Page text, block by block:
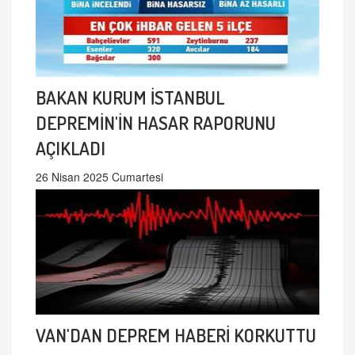
BAKAN KURUM İSTANBUL
DEPREMİN'İN HASAR RAPORUNU
AÇIKLADI
26 Nisan 2025 Cumartesi
VAN'DAN DEPREM HABERİ KORKUTTU